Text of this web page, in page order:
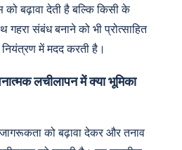
बढ़ावा देती है बल्कि किसी के
गहरा संबंध बनाने को भी प्रोत्साहित
में मदद करती है।
लचीलापन में क्या भूमिका
को बढ़ावा देकर और तनाव